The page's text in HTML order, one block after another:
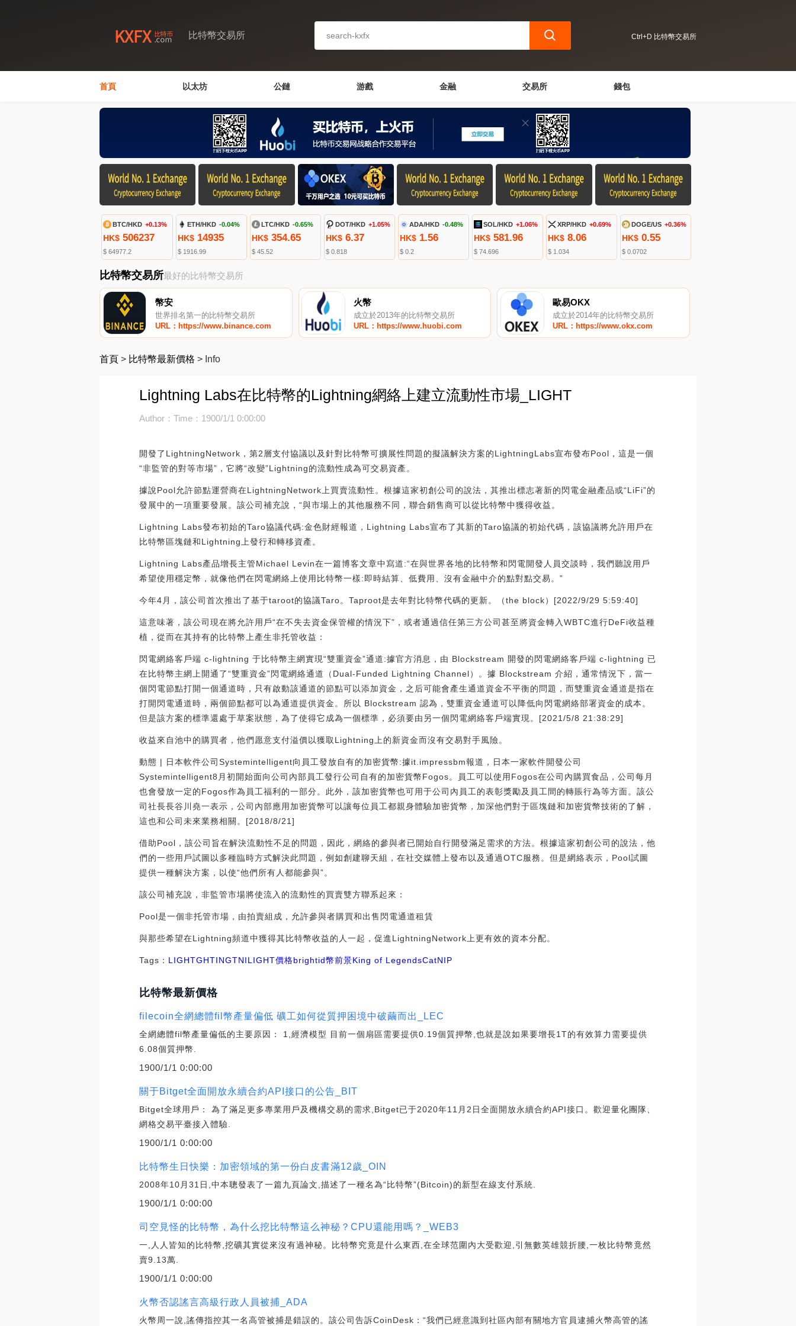
比特幣交易所 Ctrl+D 比特幣交易所
首頁 以太坊 公鏈 游戲 金融 交易所 錢包
BTC/HKD +0.13%
HK$ 506237
$ 64977.2
ETH/HKD -0.04%
HK$14935
$ 1916.99
LTC/HKD -0.65%
HK$354.65
$ 45.52
DOT/HKD +1.05%
HK$6.37
$ 0.818
ADA/HKD -0.48%
HK$1.56
$ 0.2
SOL/HKD +1.06%
HK$ 581.96
$ 74.696
XRP/HKD +0.69%
HK$ 8.06
$ 1.034
DOGE/US +0.36%
HK$ 0.55
$ 0.0702
比特幣交易所最好的比特幣交易所
幣安
世界排名第一的比特幣交易所
URL：https://www.binance.com
火幣
成立於2013年的比特幣交易所
URL：https://www.huobi.com
歐易OKX
成立於2014年的比特幣交易所
URL：https://www.okx.com
首頁 > 比特幣最新價格 > Info
Lightning Labs在比特幣的Lightning網絡上建立流動性市場_LIGHT
Author：Time：1900/1/1 0:00:00
開發了LightningNetwork，第2層支付協議以及針對比特幣可擴展性問題的擬議解決方案的LightningLabs宣布發布Pool，這是一個
“非監管的對等市場”，它將“改變”Lightning的流動性成為可交易資產。
據說Pool允許節點運營商在LightningNetwork上買賣流動性。根據這家初創公司的說法，其推出標志著新的閃電金融產品或“LiFi”的
發展中的一項重要發展。該公司補充說，“與市場上的其他服務不同，聯合銷售商可以從比特幣中獲得收益。
Lightning Labs發布初始的Taro協議代碼:金色財經報道，Lightning Labs宣布了其新的Taro協議的初始代碼，該協議將允許用戶在
比特幣區塊鏈和Lightning上發行和轉移資產。
Lightning Labs產品增長主管Michael Levin在一篇博客文章中寫道:“在與世界各地的比特幣和閃電開發人員交談時，我們聽說用戶
希望使用穩定幣，就像他們在閃電網絡上使用比特幣一樣:即時結算、低費用、沒有金融中介的點對點交易。”
今年4月，該公司首次推出了基于taroot的協議Taro。Taproot是去年對比特幣代碼的更新。（the block）[2022/9/29 5:59:40]
這意味著，該公司現在將允許用戶“在不失去資金保管權的情況下”，或者通過信任第三方公司甚至將資金轉入WBTC進行DeFi收益種
植，從而在其持有的比特幣上產生非托管收益：
閃電網絡客戶端 c-lightning 于比特幣主網實現“雙重資金”通道:據官方消息，由 Blockstream 開發的閃電網絡客戶端 c-lightning 已
在比特幣主網上開通了“雙重資金”閃電網絡通道（Dual-Funded Lightning Channel）。據 Blockstream 介紹，通常情況下，當一
個閃電節點打開一個通道時，只有啟動該通道的節點可以添加資金，之后可能會產生通道資金不平衡的問題，而雙重資金通道是指在
打開閃電通道時，兩個節點都可以為通道提供資金。所以 Blockstream 認為，雙重資金通道可以降低向閃電網絡部署資金的成本。
但是該方案的標準還處于草案狀態，為了使得它成為一個標準，必須要由另一個閃電網絡客戶端實現。[2021/5/8 21:38:29]
收益來自池中的購買者，他們愿意支付溢價以獲取Lightning上的新資金而沒有交易對手風險。
動態 | 日本軟件公司Systemintelligent向員工發放自有的加密貨幣:據it.impressbm報道，日本一家軟件開發公司
Systemintelligent8月初開始面向公司內部員工發行公司自有的加密貨幣Fogos。員工可以使用Fogos在公司內購買食品，公司每月
也會發放一定的Fogos作為員工福利的一部分。此外，該加密貨幣也可用于公司內員工的表彰獎勵及員工間的轉賬行為等方面。該公
司社長長谷川堯一表示，公司內部應用加密貨幣可以讓每位員工都親身體驗加密貨幣，加深他們對于區塊鏈和加密貨幣技術的了解，
這也和公司未來業務相關。[2018/8/21]
借助Pool，該公司旨在解決流動性不足的問題，因此，網絡的參與者已開始自行開發滿足需求的方法。根據這家初創公司的說法，他
們的一些用戶試圖以多種臨時方式解決此問題，例如創建聊天組，在社交媒體上發布以及通過OTC服務。但是網絡表示，Pool試圖
提供一種解決方案，以使“他們所有人都能參與”。
該公司補充說，非監管市場將使流入的流動性的買賣雙方聯系起來：
Pool是一個非托管市場，由拍賣組成，允許參與者購買和出售閃電通道租賃
與那些希望在Lightning頻道中獲得其比特幣收益的人一起，促進LightningNetwork上更有效的資本分配。
Tags： LIGHTGHTINGTNILIGHT價格brightid幣前景King of LegendsCatNIP
比特幣最新價格
filecoin全網總體fil幣產量偏低 礦工如何從質押困境中破繭而出_LEC
全網總體fil幣產量偏低的主要原因： 1,經濟模型 目前一個扇區需要提供0.19個質押幣,也就是說如果要增長1T的有效算力需要提供
6.08個質押幣.
1900/1/1 0:00:00
關于Bitget全面開放永續合約API接口的公告_BIT
Bitget全球用戶： 為了滿足更多專業用戶及機構交易的需求,Bitget已于2020年11月2日全面開放永續合約API接口。歡迎量化團隊、
網格交易平臺接入體驗.
1900/1/1 0:00:00
比特幣生日快樂：加密領域的第一份白皮書滿12歲_OIN
2008年10月31日,中本聰發表了一篇九頁論文,描述了一種名為“比特幣”(Bitcoin)的新型在線支付系統.
1900/1/1 0:00:00
司空見怪的比特幣，為什么挖比特幣這么神秘？CPU還能用嗎？_WEB3
一,人人皆知的比特幣,挖礦其實從來沒有過神秘。比特幣究竟是什么東西,在全球范圍內大受歡迎,引無數英雄競折腰,一枚比特幣竟然
賣9.13萬.
1900/1/1 0:00:00
火幣否認謠言高級行政人員被捕_ADA
火幣周一說,謠傳指控其一名高管被捕是錯誤的。該公司告訴CoinDesk：“我們已經意識到社區內部有關地方官員逮捕火幣高管的謠